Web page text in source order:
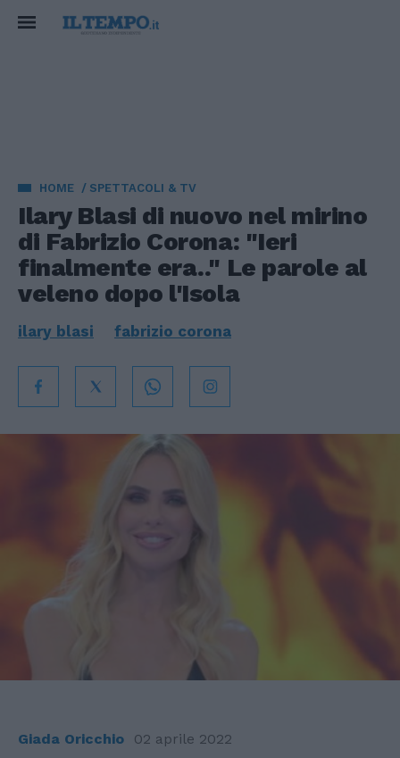
HOME SPETTACOLI & TV
Ilary Blasi di nuovo nel mirino
di Fabrizio Corona: "Ieri
finalmente era.." Le parole al
veleno dopo l'Isola
ilary blasi fabrizio corona
Giada Oricchio 02 aprile 2022